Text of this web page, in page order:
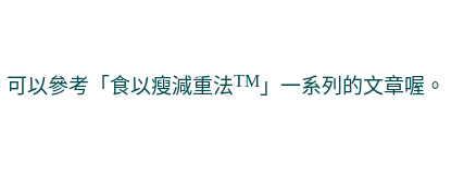
以參考「食以瘦減重法TM」一系列的文章喔。